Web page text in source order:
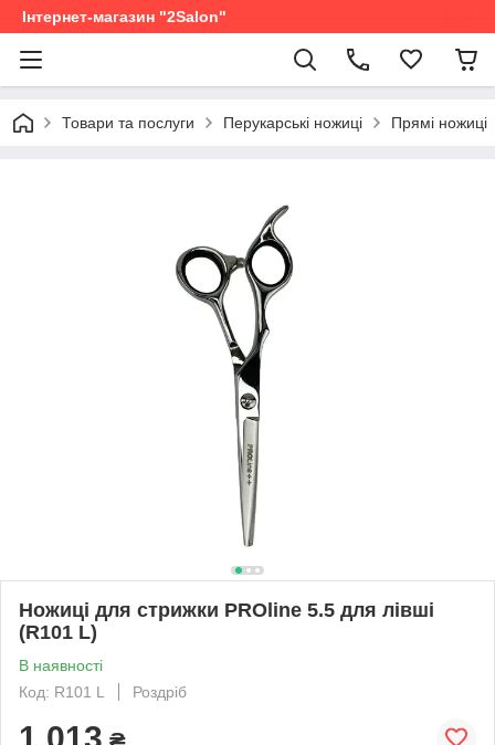
Інтернет-магазин "2Salon"
Товари та послуги Перукарські ножиці Прямі ножиці
Ножиці для стрижки PROline 5.5 для лівші
(R101 L)
В наявності
Код: R101 L
Роздріб
1 013